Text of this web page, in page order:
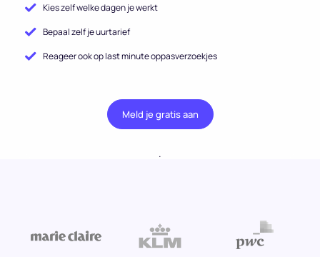
Kies zelf welke dagen je werkt
Bepaal zelf je uurtarief
Reageer ook op last minute oppasverzoekjes
Meld je gratis aan
.